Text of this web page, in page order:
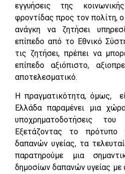
εγγυήσεις της
φροντίδας προς τον πολίτη,
ανάγκη να ζητήσει
επίπεδο από το Εθνικό
τις ζητήσει, πρέπει να
επίπεδο αξιόπιστο,
αποτελεσματικό.
Η πραγματικότητα, όμως,
Ελλάδα παραμένει μια
υποχρηματοδοτήσεις του
Εξετάζοντας το πρότυπο
δαπανών υγείας, τα
παρατηρούμε μια
δημοσίων δαπανών υγείας με